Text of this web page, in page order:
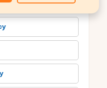
з відвідування
Картаго, ви зможете
і римського
століттям до
Бузака та
своєю